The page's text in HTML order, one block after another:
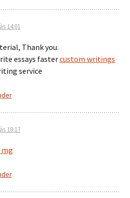
14:01
Thank you.
essays fastercustom writings
service
18:17
mg